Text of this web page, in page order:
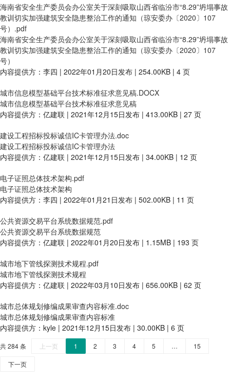
海南省安全生产委员会办公室关于深刻吸取山西省临汾市“8.29”坍塌事故
教训切实加强建筑安全隐患整治工作的通知（琼安委办〔2020〕107
号）.pdf
海南省安全生产委员会办公室关于深刻吸取山西省临汾市“8.29”坍塌事故
教训切实加强建筑安全隐患整治工作的通知（琼安委办〔2020〕107
号）
内容提供方：李四 | 2022年01月20日发布 | 254.00KB | 4 页
城市信息模型基础平台技术标准征求意见稿.DOCX
城市信息模型基础平台技术标准征求意见稿
内容提供方：亿建联 | 2021年12月15日发布 | 413.00KB | 27 页
建设工程招标投标诚信IC卡管理办法.doc
建设工程招标投标诚信IC卡管理办法
内容提供方：亿建联 | 2021年12月15日发布 | 34.00KB | 12 页
电子证照总体技术架构.pdf
电子证照总体技术架构
内容提供方：李四 | 2022年01月21日发布 | 502.00KB | 11 页
公共资源交易平台系统数据规范.pdf
公共资源交易平台系统数据规范
内容提供方：亿建联 | 2022年01月20日发布 | 1.15MB | 193 页
城市地下管线探测技术规程.pdf
城市地下管线探测技术规程
内容提供方：亿建联 | 2022年03月10日发布 | 656.00KB | 62 页
城市总体规划修编成果审查内容标准.doc
城市总体规划修编成果审查内容标准
内容提供方：kyle | 2021年12月15日发布 | 30.00KB | 6 页
共 284 条 上一页 1 2 3 4 5 … 15
下一页